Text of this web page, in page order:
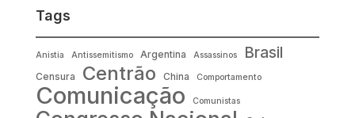
Tags
Anistia Antissemitismo Argentina Assassinos Brasil
Censura Centrão China Comportamento
Comunicação Comunistas